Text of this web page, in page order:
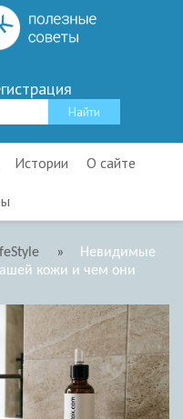
Истории О сайте
»
Невидимые
кожи и чем они